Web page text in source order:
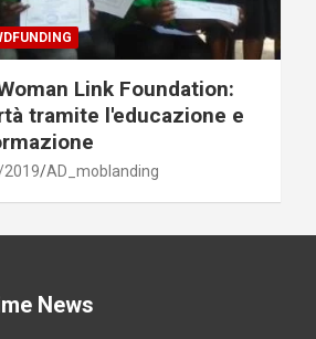
Link Foundation:
tramite l'educazione e
AD_moblanding
News